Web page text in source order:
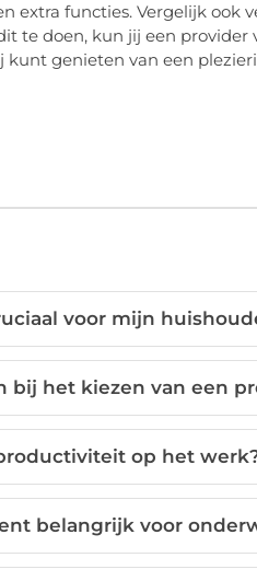
extra functies. Vergelijk ook
te doen, kun jij een provider
genieten van een
voor mijn
bij het kiezen van een
op het
belangrijk voor